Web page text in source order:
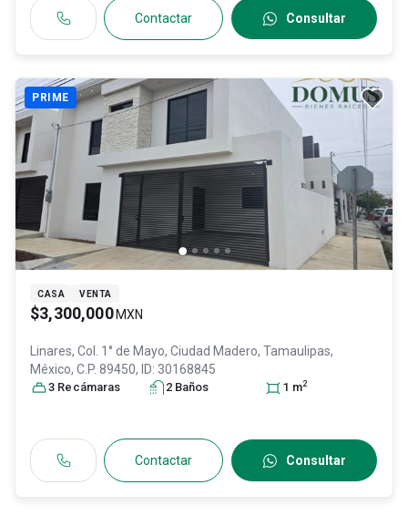
Contactar Consultar
PRIME
CASA VENTA
$3,300,000 MXN
Linares, Col. 1° de Mayo, Ciudad Madero, Tamaulipas,
México, C.P. 89450, ID: 30168845
3 Recámaras 2 Baños 1 m2
Contactar Consultar